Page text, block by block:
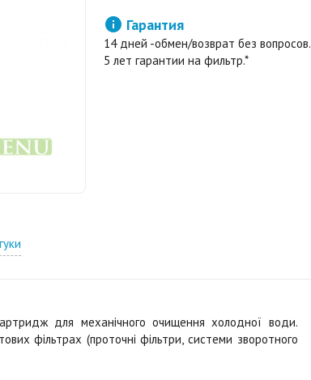
 Гарантия
14 дней -обмен/возврат без вопросов.
5 лет гарантии на фильтр.*
для механічного очищення холодної води.
фільтрах (проточні фільтри, системи зворотного